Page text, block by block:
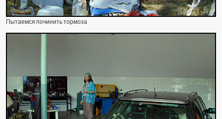
Пытаемся починить тормоза